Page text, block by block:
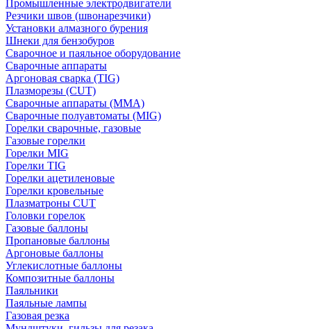
Промышленные электродвигатели
Резчики швов (швонарезчики)
Установки алмазного бурения
Шнеки для бензобуров
Сварочное и паяльное оборудование
Сварочные аппараты
Аргоновая сварка (TIG)
Плазморезы (CUT)
Сварочные аппараты (MMA)
Сварочные полуавтоматы (MIG)
Горелки сварочные, газовые
Газовые горелки
Горелки MIG
Горелки TIG
Горелки ацетиленовые
Горелки кровельные
Плазматроны CUT
Головки горелок
Газовые баллоны
Пропановые баллоны
Аргоновые баллоны
Углекислотные баллоны
Композитные баллоны
Паяльники
Паяльные лампы
Газовая резка